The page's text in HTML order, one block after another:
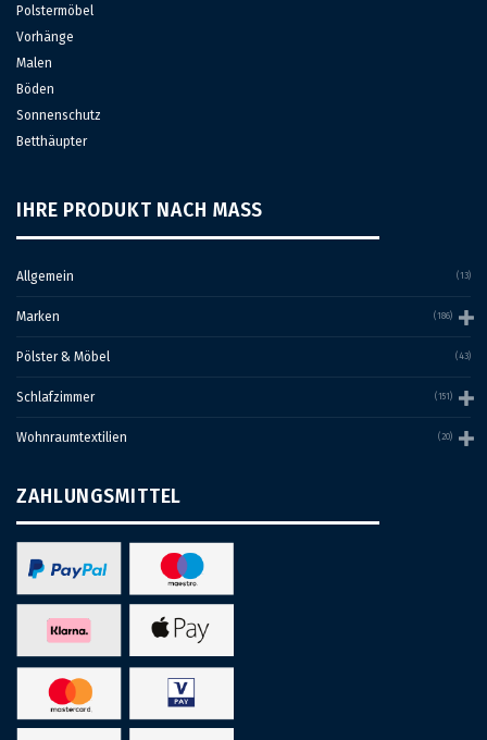
Polstermöbel
Vorhänge
Malen
Böden
Sonnenschutz
Betthäupter
IHRE PRODUKT NACH MASS
Allgemein (13)
Marken (186)
Pölster & Möbel (43)
Schlafzimmer (151)
Wohnraumtextilien (20)
ZAHLUNGSMITTEL